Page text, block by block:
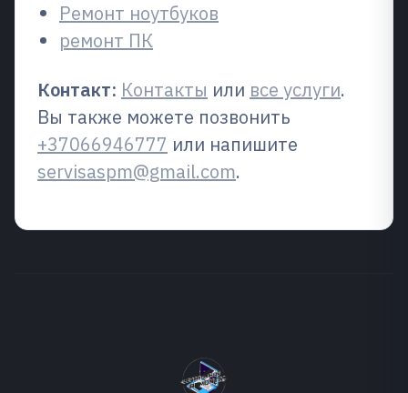
Ремонт ноутбуков
ремонт ПК
Контакт: Контакты или все услуги.
Вы также можете позвонить
+37066946777 или напишите
servisaspm@gmail.com.